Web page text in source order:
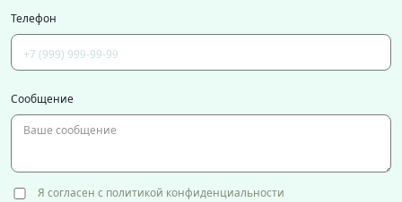
Телефон
Сообщение
Я согласен с политикой конфиденциальности